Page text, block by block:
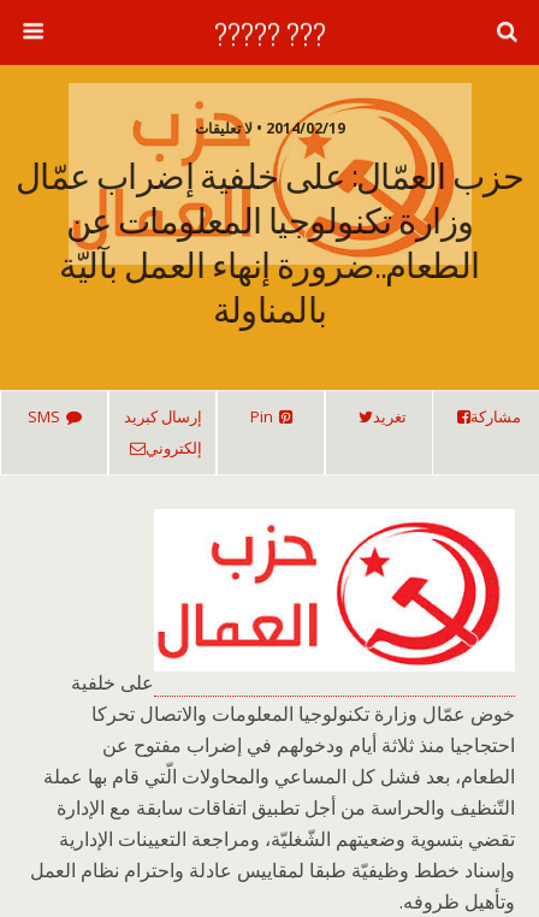
??? ?????
2014/02/19 • لا تعليقات
حزب العمّال: على خلفية إضراب عمّال
وزارة تكنولوجيا المعلومات عن
الطعام..ضرورة إنهاء العمل بآليّة
بالمناولة
مشاركة تغريد Pin
إرسال كبريد
إلكتروني
SMS
على خلفية
خوض عمّال وزارة تكنولوجيا المعلومات والاتصال تحركا
احتجاجيا منذ ثلاثة أيام ودخولهم في إضراب مفتوح عن
الطعام، بعد فشل كل المساعي والمحاولات الّتي قام بها عملة
التّنظيف والحراسة من أجل تطبيق اتفاقات سابقة مع الإدارة
تقضي بتسوية وضعيتهم الشّغليّة، ومراجعة التعيينات الإدارية
وإسناد خطط وظيفيّة طبقا لمقاييس عادلة واحترام نظام العمل
وتأهيل ظروفه.